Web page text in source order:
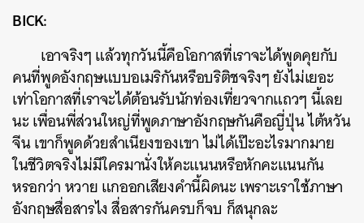
BICK:
เอาจริงๆ แล้วทุกวันนี้คือโอกาสที่เราจะได้พูดคุยกับ
คนที่พูดอังกฤษแบบอเมริกันหรือบริติชจริงๆ ยังไม่เยอะ
เท่าโอกาสที่เราจะได้ต้อนรับนักท่องเที่ยวจากแถวๆ นี้เลย
นะ เพื่อนพี่ส่วนใหญ่ที่พูดภาษาอังกฤษกันคือญี่ปุ่น ไต้หวัน
จีน เขาก็พูดด้วยสำเนียงของเขา ไม่ได้เป๊ะอะไรมากมาย
ในชีวิตจริงไม่มีใครมานั่งให้คะแนนหรือหักคะแนนกัน
หรอกว่า หวาย แกออกเสียงคำนี้ผิดนะ เพราะเราใช้ภาษา
อังกฤษสื่อสารไง สื่อสารกันครบก็จบ ก็สนุกละ